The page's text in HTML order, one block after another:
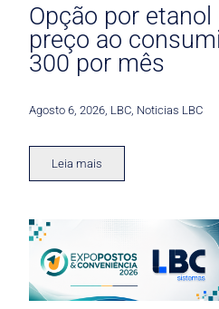
Opção por
preço ao
300 por mês
Agosto 6, 2026 LBC Noticias LBC
Leia mais